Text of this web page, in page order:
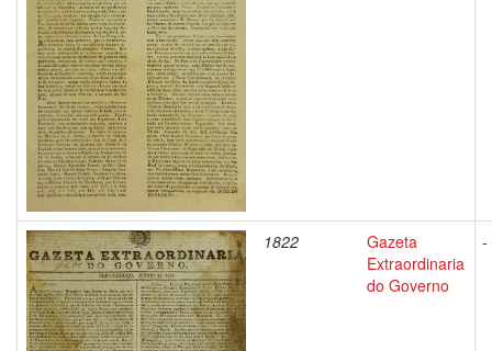
1822
Gazeta
Extraordinaria
do Governo
-